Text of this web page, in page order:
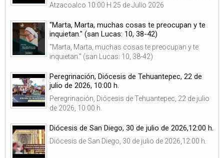
Atzacoalco 10:00 H 25 de Julio 2026
"Marta, Marta, muchas cosas te preocupan y te
inquietan." (san Lucas: 10, 38-42)
"Marta, Marta, muchas cosas te preocupan y te
inquietan." (san Lucas: 10, 38-42)
Peregrinación, Diócesis de Tehuantepec, 22 de
julio de 2026, 10:00 h.
Peregrinación, Diócesis de Tehuantepec, 22 de julio
de 2026, 10:00 h.
Diócesis de San Diego, 30 de julio de 2026,12:00 h.
Diócesis de San Diego, 30 de julio de 2026,12:00 h.